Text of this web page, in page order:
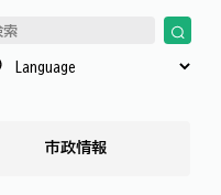
市政情報